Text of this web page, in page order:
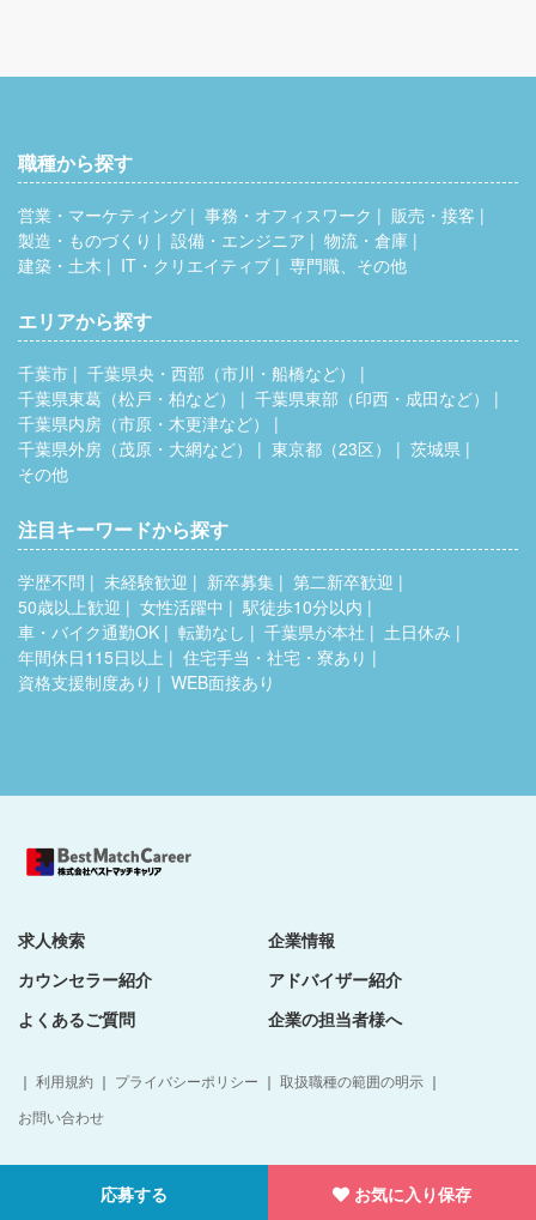
応募する お気に入り保存
職種から探す
営業・マーケティング 事務・オフィスワーク
販売・接客
製造・ものづくり
設備・エンジニア
物流・倉庫
建築・土木
IT・クリエイティブ 専門職、その他
エリアから探す
千葉市
千葉県央・西部（市川・船橋など）
千葉県東葛（松戸・柏など）
千葉県東部（印西・成田など）
千葉県内房（市原・木更津など）
千葉県外房（茂原・大網など）
東京都（23区）
茨城県
その他
注目キーワードから探す
学歴不問 未経験歓迎 新卒募集
第二新卒歓迎
50歳以上歓迎
女性活躍中
駅徒歩10分以内
車・バイク通勤OK
転勤なし 千葉県が本社
土日休み
年間休日115日以上
住宅手当・社宅・寮あり
資格支援制度あり
WEB面接あり
求人検索
企業情報
カウンセラー紹介
アドバイザー紹介
よくあるご質問
企業の担当者様へ
｜ 利用規約 ｜ プライバシーポリシー ｜ 取扱職種の範囲の明示 ｜
お問い合わせ